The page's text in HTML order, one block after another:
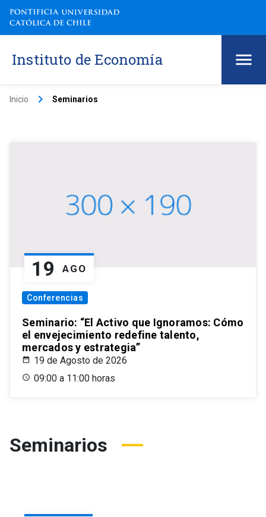
Instituto de Economía
Inicio keyboard_arrow_right Seminarios
19 AGO
Conferencias
Seminario: “El Activo que Ignoramos: Cómo
el envejecimiento redefine talento,
mercados y estrategia”
19 de Agosto de 2026
09:00 a 11:00 horas
Seminarios